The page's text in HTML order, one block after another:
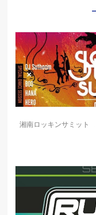
湘南ロッキンサミット